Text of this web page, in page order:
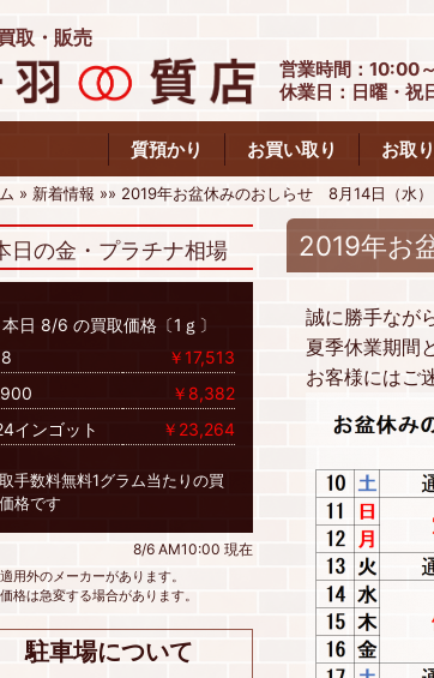
営業時間：10:00
休業日：日曜・祝
取・販売
質預かり お買い取り お取
» 新着情報 »» 2019年お盆休みのおしらせ 8月14日（水）
2019年お
誠に勝手なが
夏季休業期間
お客様にはご
日の金・プラチナ相場
本日 8/6 の買取価格〔1ｇ〕
￥17,513
￥8,382
インゴット
￥23,264
手数料無料1グラム当たりの買
格です
8/6 AM10:00 現在
用外のメーカーがあります。
格は急変する場合があります。
駐車場について